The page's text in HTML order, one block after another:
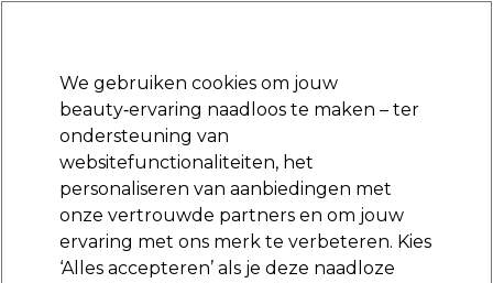
Aanmelden
Merken Deals Haar Elektra
Volgende dag geleverd*
Na verzending, maandag t/m vrijdag
Aromatruth
We gebruiken cookies om jouw
beauty‑ervaring naadloos te maken – ter
ondersteuning van
websitefunctionaliteiten, het
personaliseren van aanbiedingen met
onze vertrouwde partners en om jouw
ervaring met ons merk te verbeteren. Kies
‘Alles accepteren’ als je deze naadloze